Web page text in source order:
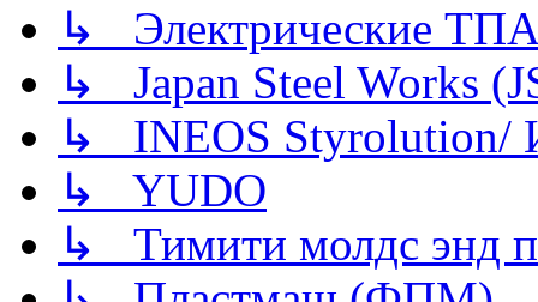
↳ Электрические
↳ Japan Steel Works
↳ INEOS
↳ YUDO
↳ Тимити молдс энд